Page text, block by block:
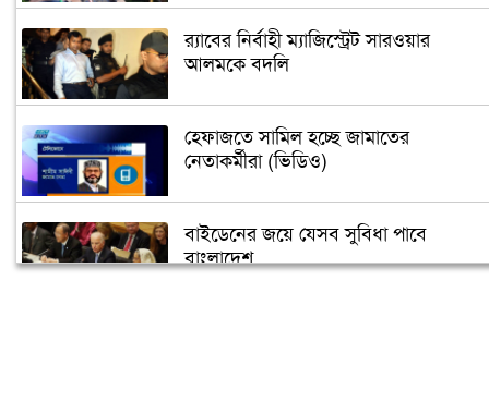
র‌্যাবের নির্বাহী ম্যাজিস্ট্রেট সারওয়ার
আলমকে বদলি
হেফাজতে সামিল হচ্ছে জামাতের
নেতাকর্মীরা (ভিডিও)
বাইডেনের জয়ে যেসব সুবিধা পাবে
বাংলাদেশ